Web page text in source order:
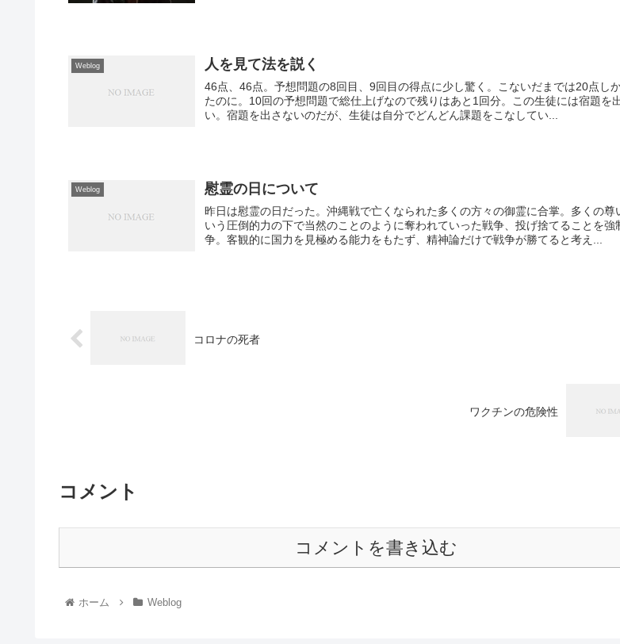
Weblog 人を見て法を説く
46点、46点。予想問題の8回目、9回目の得点に少し驚く。こないだまでは20点し
たのに。10回の予想問題で総仕上げなので残りはあと1回分。この生徒には宿題を
い。宿題を出さないのだが、生徒は自分でどんどん課題をこなしてい...
Weblog 慰霊の日について
昨日は慰霊の日だった。沖縄戦で亡くなられた多くの方々の御霊に合掌。多くの尊
いう圧倒的力の下で当然のことのように奪われていった戦争、投げ捨てることを強
争。客観的に国力を見極める能力をもたず、精神論だけで戦争が勝てると考え...
コロナの死者
ワクチンの危険性
コメント
コメントを書き込む
ホーム Weblog